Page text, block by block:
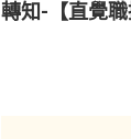
轉知-【直覺